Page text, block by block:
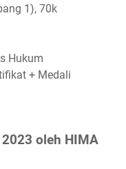
1), 70k
Hukum
+ Medali
oleh HIMA